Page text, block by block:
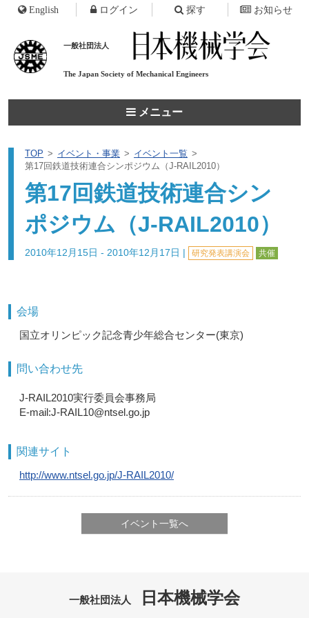
一般社団法人
The Japan Society of Mechanical Engineers
メニュー
English ログイン 探す お知らせ
TOP イベント・事業
イベント一覧
第17回鉄道技術連合シンポジウム（J-RAIL2010）
第17回鉄道技術連合シン
ポジウム（J-RAIL2010）
2010年12月15日 - 2010年12月17日 | 研究発表講演会 共催
会場
国立オリンピック記念青少年総合センター(東京)
問い合わせ先
J-RAIL2010実行委員会事務局
E-mail:J-RAIL10@ntsel.go.jp
関連サイト
http://www.ntsel.go.jp/J-RAIL2010/
イベント一覧へ
一般社団法人 日本機械学会